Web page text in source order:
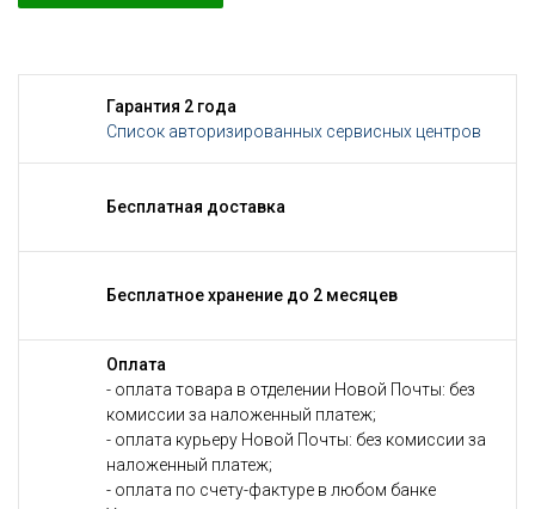
Гарантия 2 года
Список авторизированных сервисных центров
Бесплатная доставка
Бесплатное хранение до 2 месяцев
Оплата
- оплата товара в отделении Новой Почты: без
комиссии за наложенный платеж;
- оплата курьеру Новой Почты: без комиссии за
наложенный платеж;
- оплата по счету-фактуре в любом банке